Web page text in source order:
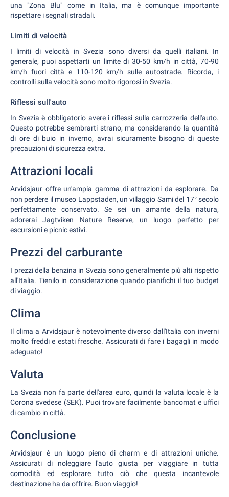
una "Zona Blu" come in Italia, ma è comunque importante
rispettare i segnali stradali.
Limiti di velocità
I limiti di velocità in Svezia sono diversi da quelli italiani. In
generale, puoi aspettarti un limite di 30-50 km/h in città, 70-90
km/h fuori città e 110-120 km/h sulle autostrade. Ricorda, i
controlli sulla velocità sono molto rigorosi in Svezia.
Riflessi sull'auto
In Svezia è obbligatorio avere i riflessi sulla carrozzeria dell'auto.
Questo potrebbe sembrarti strano, ma considerando la quantità
di ore di buio in inverno, avrai sicuramente bisogno di queste
precauzioni di sicurezza extra.
Attrazioni locali
Arvidsjaur offre un'ampia gamma di attrazioni da esplorare. Da
non perdere il museo Lappstaden, un villaggio Sami del 17° secolo
perfettamente conservato. Se sei un amante della natura,
adorerai Jagtviken Nature Reserve, un luogo perfetto per
escursioni e picnic estivi.
Prezzi del carburante
I prezzi della benzina in Svezia sono generalmente più alti rispetto
all'Italia. Tienilo in considerazione quando pianifichi il tuo budget
di viaggio.
Clima
Il clima a Arvidsjaur è notevolmente diverso dall'Italia con inverni
molto freddi e estati fresche. Assicurati di fare i bagagli in modo
adeguato!
Valuta
La Svezia non fa parte dell'area euro, quindi la valuta locale è la
Corona svedese (SEK). Puoi trovare facilmente bancomat e uffici
di cambio in città.
Conclusione
Arvidsjaur è un luogo pieno di charm e di attrazioni uniche.
Assicurati di noleggiare l'auto giusta per viaggiare in tutta
comodità ed esplorare tutto ciò che questa incantevole
destinazione ha da offrire. Buon viaggio!